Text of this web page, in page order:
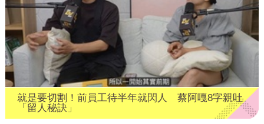
就是要切割！前員工待半年就閃人 蔡阿嘎8字親吐
「留人秘訣」